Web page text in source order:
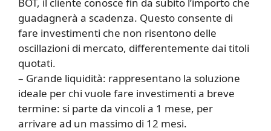
guadagnerà a scadenza. Questo consente di
fare investimenti che non risentono delle
oscillazioni di mercato, differentemente dai titoli
quotati.
– Grande liquidità: rappresentano la soluzione
ideale per chi vuole fare investimenti a breve
termine: si parte da vincoli a 1 mese, per
arrivare ad un massimo di 12 mesi.